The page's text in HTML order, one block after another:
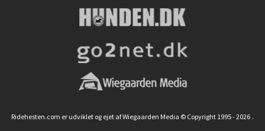
Ridehesten.com er udviklet og ejet af Wiegaarden Media © Copyright 1995 - 2026 .